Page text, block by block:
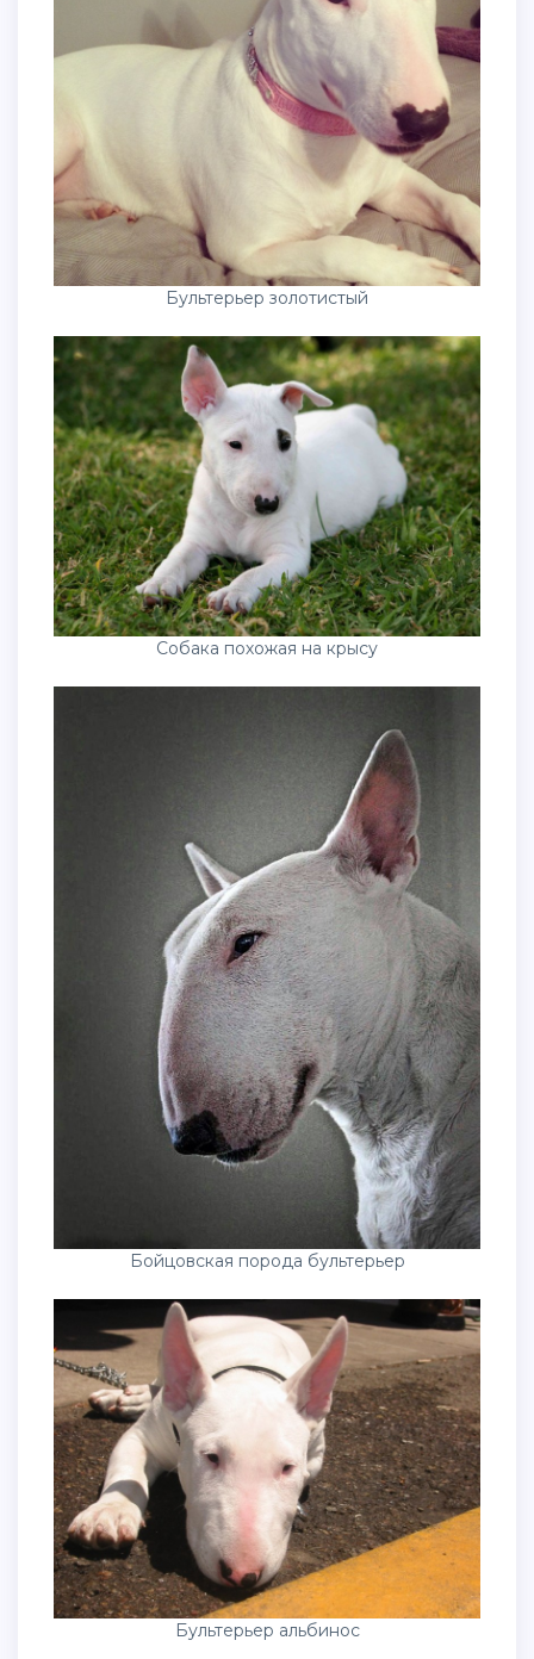
Бультерьер золотистый
Собака похожая на крысу
Бойцовская порода бультерьер
Бультерьер альбинос